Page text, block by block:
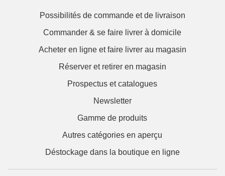
Possibilités de commande et de livraison
Commander & se faire livrer à domicile
Acheter en ligne et faire livrer au magasin
Réserver et retirer en magasin
Prospectus et catalogues
Newsletter
Gamme de produits
Autres catégories en aperçu
Déstockage dans la boutique en ligne